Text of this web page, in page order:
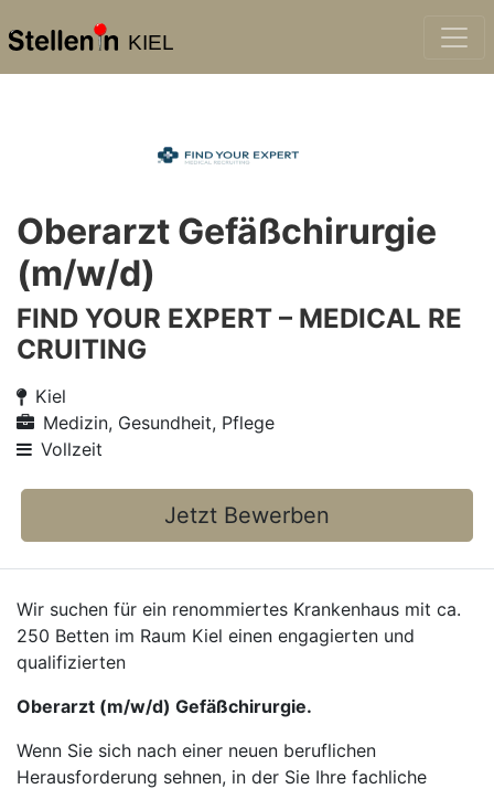
KIEL
Oberarzt Gefäßchirurgie
(m/w/d)
FIND YOUR EXPERT – MEDICAL RE
CRUITING
Kiel
Medizin, Gesundheit, Pflege
Vollzeit
Jetzt Bewerben
Wir suchen für ein renommiertes Krankenhaus mit ca.
250 Betten im Raum Kiel einen engagierten und
qualifizierten
Oberarzt (m/w/d) Gefäßchirurgie.
Wenn Sie sich nach einer neuen beruflichen
Herausforderung sehnen, in der Sie Ihre fachliche